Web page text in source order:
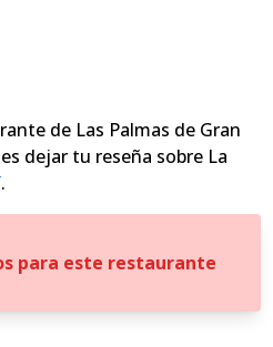
de Las Palmas de Gran
dejar tu reseña sobre La
.
para este restaurante